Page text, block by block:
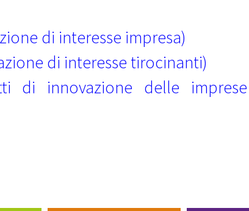
di interesse impresa)
di interesse tirocinanti)
di innovazione delle imprese